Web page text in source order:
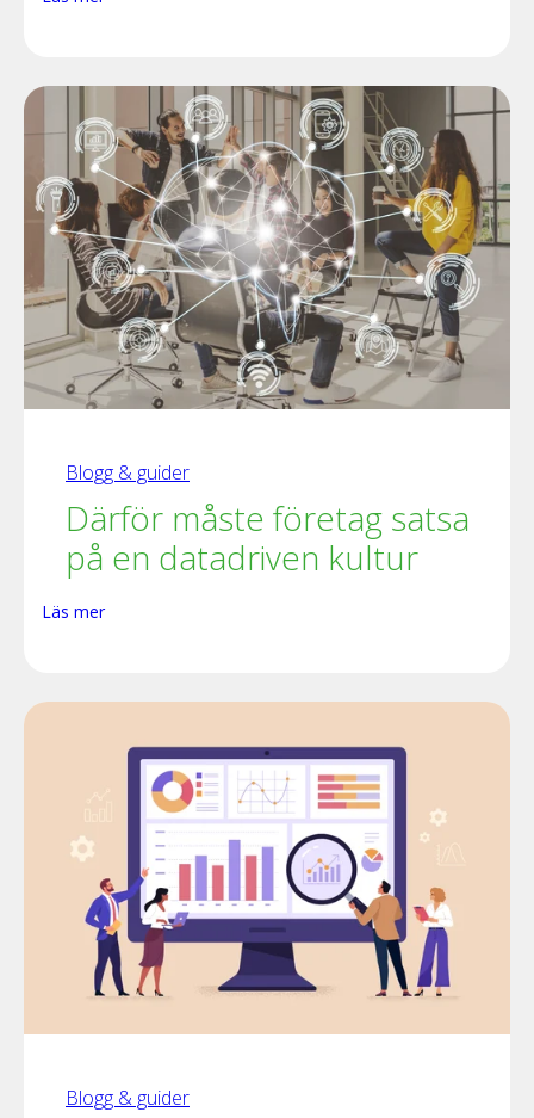
Blogg & guider
Därför måste företag satsa
på en datadriven kultur
Läs mer
Blogg & guider